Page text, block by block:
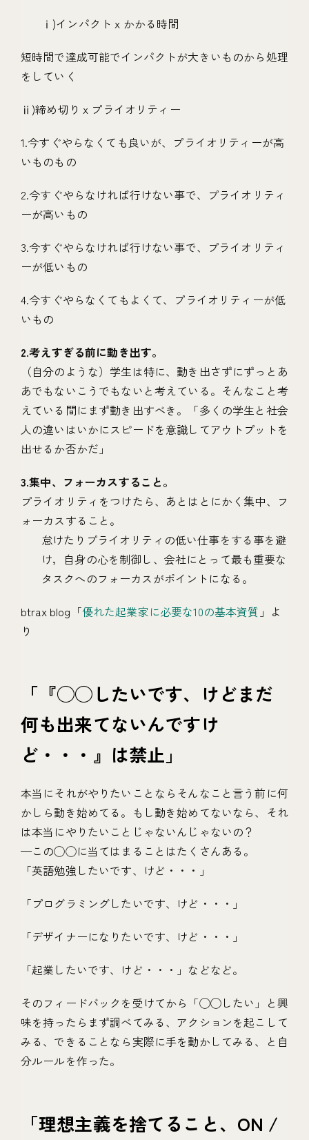
ⅰ)インパクト x かかる時間
短時間で達成可能でインパクトが大きいものから処理
をしていく
ⅱ)締め切り x プライオリティー
1.今すぐやらなくても良いが、プライオリティーが高
いものもの
2.今すぐやらなければ行けない事で、プライオリティ
ーが高いもの
3.今すぐやらなければ行けない事で、プライオリティ
ーが低いもの
4.今すぐやらなくてもよくて、プライオリティーが低
いもの
2.考えすぎる前に動き出す。
（自分のような）学生は特に、動き出さずにずっとあ
あでもないこうでもないと考えている。そんなこと考
えている間にまず動き出すべき。「多くの学生と社会
人の違いはいかにスピードを意識してアウトプットを
出せるか否かだ」
3.集中、フォーカスすること。
プライオリティをつけたら、あとはとにかく集中、フ
ォーカスすること。
怠けたりプライオリティの低い仕事をする事を避
け，自身の心を制御し、会社にとって最も重要な
タスクへのフォーカスがポイントになる。
btrax blog「優れた起業家に必要な10の基本資質 」よ
り
「『◯◯したいです、けどまだ
何も出来てないんですけ
ど・・・』は禁止」
本当にそれがやりたいことならそんなこと言う前に何
かしら動き始めてる。もし動き始めてないなら、それ
は本当にやりたいことじゃないんじゃないの？
—この◯◯に当てはまることはたくさんある。
「英語勉強したいです、けど・・・」
「プログラミングしたいです、けど・・・」
「デザイナーになりたいです、けど・・・」
「起業したいです、けど・・・」などなど。
そのフィードバックを受けてから「◯◯したい」と興
味を持ったらまず調べてみる、アクションを起こして
みる、できることなら実際に手を動かしてみる、と自
分ルールを作った。
「理想主義を捨てること、ON /